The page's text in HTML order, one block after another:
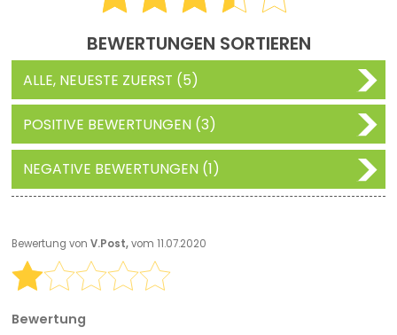
BEWERTUNGEN SORTIEREN
ALLE, NEUESTE ZUERST (5)
POSITIVE BEWERTUNGEN (3)
NEGATIVE BEWERTUNGEN (1)
Bewertung von V.Post,vom 11.07.2020
Bewertung